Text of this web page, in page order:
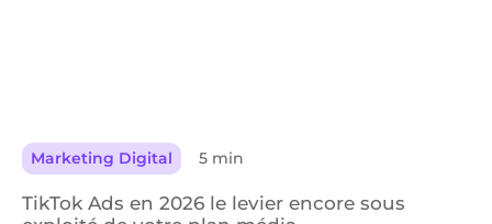
Marketing Digital 5 min
TikTok Ads en 2026 le levier encore sous